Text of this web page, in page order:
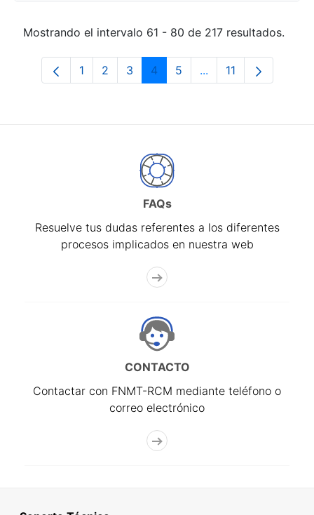
Mostrando el intervalo 61 - 80 de 217 resultados.
Página
1 Página
2 Página
3 Página
4 Página
5 ...Páginas intermedias
Página
11
FAQs
Resuelve tus dudas referentes a los diferentes
procesos implicados en nuestra web
CONTACTO
Contactar con FNMT-RCM mediante teléfono o
correo electrónico